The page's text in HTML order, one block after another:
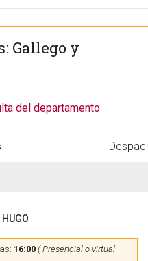
Gallego y
del departamento
HUGO
16:00 ( Presencial o virtual